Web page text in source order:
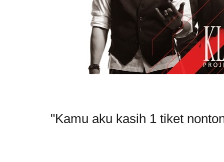
"Kamu aku kasih 1 tiket